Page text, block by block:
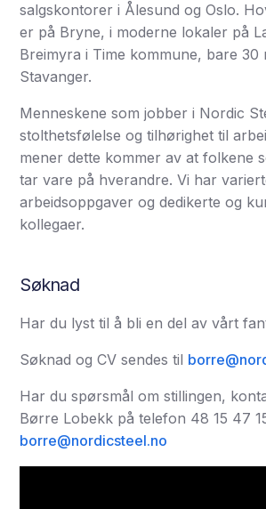
salgskontorer i Ålesund og Oslo.
er på Bryne, i moderne lokaler på
Breimyra i Time kommune, bare 30
Stavanger.
Menneskene som jobber i Nordic
stolthetsfølelse og tilhørighet til
mener dette kommer av at folkene
tar vare på hverandre. Vi har
arbeidsoppgaver og dedikerte og
kollegaer.
Søknad
Har du lyst til å bli en del av vårt
Søknad og CV sendes til
Har du spørsmål om stillingen,
Børre Lobekk på telefon 48 15 47
borre@nordicsteel.no